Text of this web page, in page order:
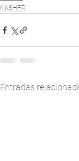
KASHER
Entradas